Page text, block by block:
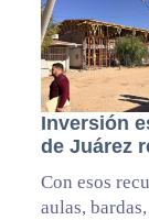
Inversión
de Juárez
Con esos
aulas,